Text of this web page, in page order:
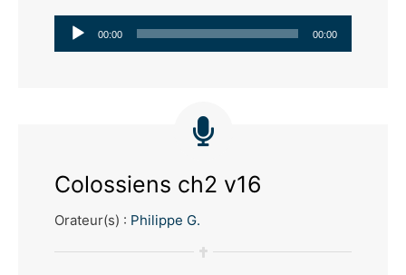
Lecteur
00:00 00:00
Colossiens ch2 v16
Orateur(s) : Philippe G.